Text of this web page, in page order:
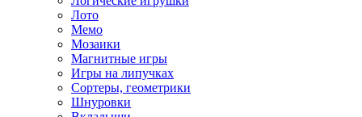
Лото
Мемо
Мозаики
Магнитные игры
Игры на липучках
Сортеры, геометрики
Шнуровки